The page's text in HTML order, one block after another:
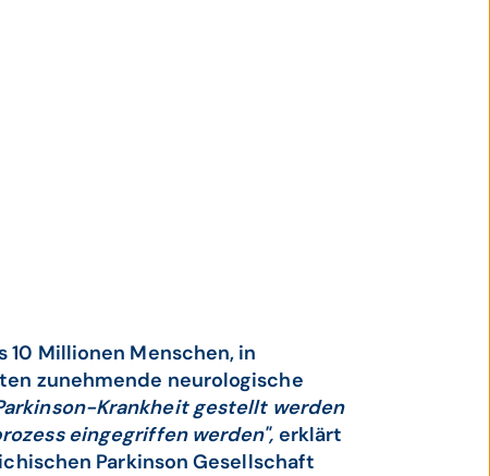
Millionen Menschen, in
zunehmende neurologische
Krankheit gestellt werden
eingegriffen werden", erklärt
Parkinson Gesellschaft